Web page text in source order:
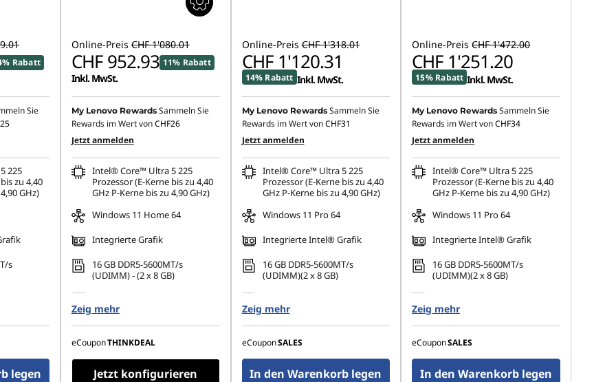
Rabatt
Sie
225
zu 4,40
GHz)
s
legen
Online-Preis CHF 1'080.01
CHF 952.93 11% Rabatt
Inkl. MwSt.
My Lenovo Rewards Sammeln Sie
Rewards im Wert vonCHF26
Jetzt anmelden
Intel® Core™ Ultra 5 225
Prozessor (E-Kerne bis zu 4,40
GHz P-Kerne bis zu 4,90 GHz)
Windows 11 Home 64
Integrierte Grafik
16 GB DDR5-5600MT/s
(UDIMM) - (2 x 8 GB)
TLC Opal
Unterstützt bis zu 3
unabhängige Monitore
Zeig mehr
eCouponTHINKDEAL
Jetzt konfigurieren
Online-Preis CHF 1'318.01
CHF 1'120.31
14% Rabatt Inkl. MwSt.
My Lenovo Rewards Sammeln Sie
Rewards im Wert vonCHF31
Jetzt anmelden
Intel® Core™ Ultra 5 225
Prozessor (E-Kerne bis zu 4,40
GHz P-Kerne bis zu 4,90 GHz)
Windows 11 Pro 64
Integrierte Intel® Grafik
16 GB DDR5-5600MT/s
(UDIMM)(2 x 8 GB)
TLC Opal
Unterstützt bis zu 3
unabhängige Monitore
Zeig mehr
eCouponSALES
In den Warenkorb legen
Online-Preis CHF 1'472.00
CHF 1'251.20
15% Rabatt Inkl. MwSt.
My Lenovo Rewards Sammeln Sie
Rewards im Wert vonCHF34
Jetzt anmelden
Intel® Core™ Ultra 5 225
Prozessor (E-Kerne bis zu 4,40
GHz P-Kerne bis zu 4,90 GHz)
Windows 11 Pro 64
Integrierte Intel® Grafik
16 GB DDR5-5600MT/s
(UDIMM)(2 x 8 GB)
TLC Opal
Unterstützt bis zu 3
unabhängige Monitore
Zeig mehr
eCouponSALES
In den Warenkorb legen